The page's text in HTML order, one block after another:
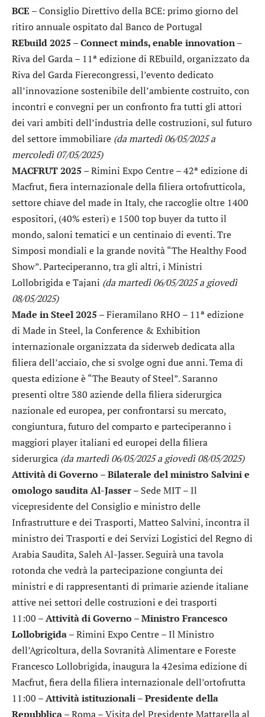
BCE – Consiglio Direttivo della BCE: primo giorno del
ritiro annuale ospitato dal Banco de Portugal
REbuild 2025 – Connect minds, enable innovation–
Riva del Garda – 11ª edizione di REbuild, organizzato da
Riva del Garda Fierecongressi, l’evento dedicato
all’innovazione sostenibile dell’ambiente costruito, con
incontri e convegni per un confronto fra tutti gli attori
dei vari ambiti dell’industria delle costruzioni, sul futuro
del settore immobiliare (da martedì 06/05/2025 a
mercoledì 07/05/2025)
MACFRUT 2025 – Rimini Expo Centre – 42ª edizione di
Macfrut, fiera internazionale della filiera ortofrutticola,
settore chiave del made in Italy, che raccoglie oltre 1400
espositori, (40% esteri) e 1500 top buyer da tutto il
mondo, saloni tematici e un centinaio di eventi. Tre
Simposi mondiali e la grande novità “The Healthy Food
Show”. Parteciperanno, tra gli altri, i Ministri
Lollobrigida e Tajani (da martedì 06/05/2025 a giovedì
08/05/2025)
Made in Steel 2025 – Fieramilano RHO – 11ª edizione
di Made in Steel, la Conference & Exhibition
internazionale organizzata da siderweb dedicata alla
filiera dell’acciaio, che si svolge ogni due anni. Tema di
questa edizione è “The Beauty of Steel”. Saranno
presenti oltre 380 aziende della filiera siderurgica
nazionale ed europea, per confrontarsi su mercato,
congiuntura, futuro del comparto e parteciperanno i
maggiori player italiani ed europei della filiera
siderurgica (da martedì 06/05/2025 a giovedì 08/05/2025)
Attività di Governo – Bilaterale del ministro Salvini e
omologo saudita Al-Jasser– Sede MIT – Il
vicepresidente del Consiglio e ministro delle
Infrastrutture e dei Trasporti, Matteo Salvini, incontra il
ministro dei Trasporti e dei Servizi Logistici del Regno di
Arabia Saudita, Saleh Al-Jasser. Seguirà una tavola
rotonda che vedrà la partecipazione congiunta dei
ministri e di rappresentanti di primarie aziende italiane
attive nei settori delle costruzioni e dei trasporti
11:00 –Attività di Governo – Ministro Francesco
Lollobrigida– Rimini Expo Centre – Il Ministro
dell’Agricoltura, della Sovranità Alimentare e Foreste
Francesco Lollobrigida, inaugura la 42esima edizione di
Macfrut, fiera della filiera internazionale dell’ortofrutta
11:00 –Attività istituzionali – Presidente della
Repubblica– Roma – Visita del Presidente Mattarella al